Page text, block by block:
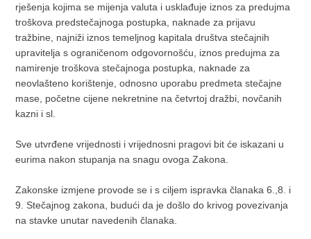
rješenja kojima se mijenja valuta i usklađuje iznos za predujma
troškova predstečajnoga postupka, naknade za prijavu
tražbine, najniži iznos temeljnog kapitala društva stečajnih
upravitelja s ograničenom odgovornošću, iznos predujma za
namirenje troškova stečajnoga postupka, naknade za
neovlašteno korištenje, odnosno uporabu predmeta stečajne
mase, početne cijene nekretnine na četvrtoj dražbi, novčanih
kazni i sl.
Sve utvrđene vrijednosti i vrijednosni pragovi bit će iskazani u
eurima nakon stupanja na snagu ovoga Zakona.
Zakonske izmjene provode se i s ciljem ispravka članaka 6.,8. i
9. Stečajnog zakona, budući da je došlo do krivog povezivanja
na stavke unutar navedenih članaka.